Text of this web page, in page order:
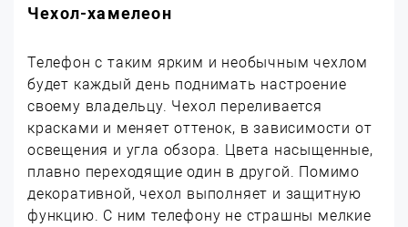
Чехол-хамелеон
Телефон с таким ярким и необычным чехлом
будет каждый день поднимать настроение
своему владельцу. Чехол переливается
красками и меняет оттенок, в зависимости от
освещения и угла обзора. Цвета насыщенные,
плавно переходящие один в другой. Помимо
декоративной, чехол выполняет и защитную
функцию. С ним телефону не страшны мелкие